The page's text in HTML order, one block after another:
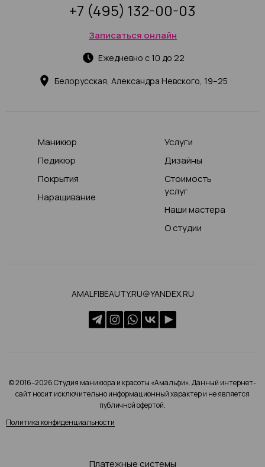
Белорусская, Александра Невского, 19–25
Ежедневно с 10 до 22
Записаться онлайн
+7 (495) 132-00-03
Маникюр
Педикюр
Покрытия
Наращивание
Услуги
Дизайны
Стоимость
услуг
Наши мастера
О студии
AMALFIBEAUTY.RU@YANDEX.RU
© 2016–2026 Студия маникюра и красоты «Амальфи». Данный интернет-
сайт носит исключительно информационный характер и не является
публичной офертой.
Политика конфиденциальности
Платежные системы